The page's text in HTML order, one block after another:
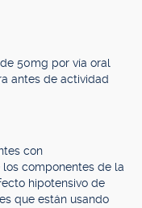
50mg por vía oral
antes de actividad
con
componentes de la
hipotensivo de
que están usando